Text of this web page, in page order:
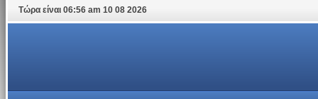
Τώρα είναι 06:56 am 10 08 2026